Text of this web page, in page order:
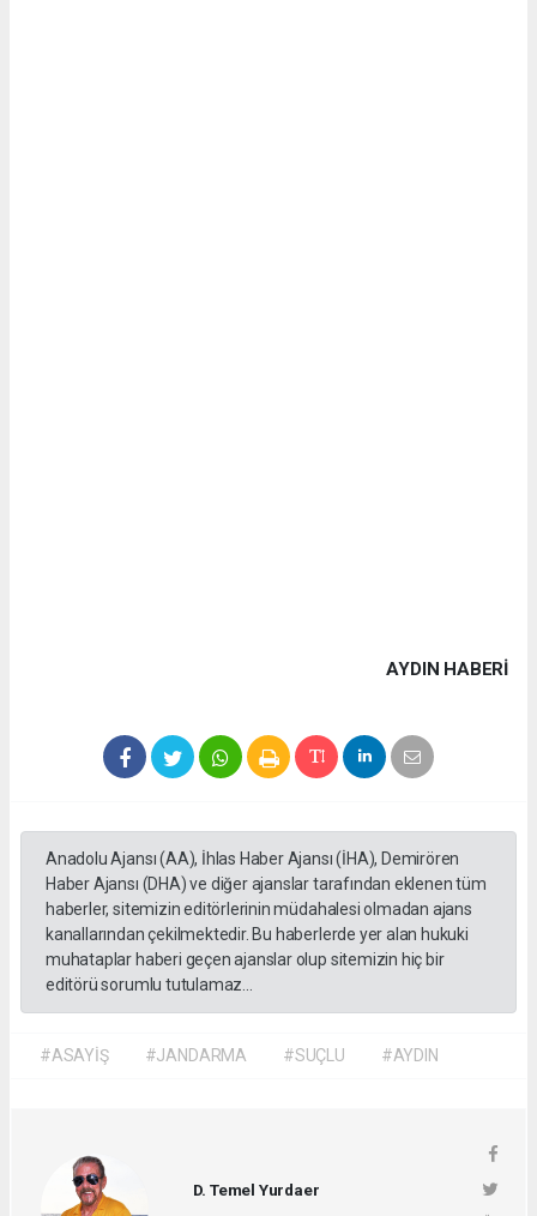
AYDIN HABERİ
Anadolu Ajansı (AA), İhlas Haber Ajansı (İHA), Demirören
Haber Ajansı (DHA) ve diğer ajanslar tarafından eklenen tüm
haberler, sitemizin editörlerinin müdahalesi olmadan ajans
kanallarından çekilmektedir. Bu haberlerde yer alan hukuki
muhataplar haberi geçen ajanslar olup sitemizin hiç bir
editörü sorumlu tutulamaz...
#ASAYİŞ #JANDARMA #SUÇLU #AYDIN
D. Temel Yurdaer